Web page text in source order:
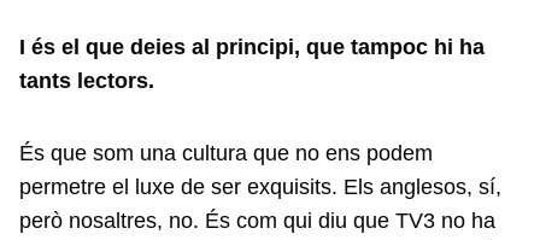
I és el que deies al principi, que tampoc hi ha
tants lectors.
És que som una cultura que no ens podem
permetre el luxe de ser exquisits. Els anglesos, sí,
però nosaltres, no. És com qui diu que TV3 no ha